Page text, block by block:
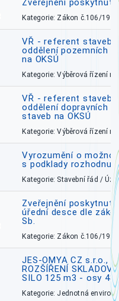
Zveřejnění
Kategorie: Zákon č.106/1999
VŘ - referent
oddělení pozemních
na OKSÚ
Kategorie: Výběrová řízení
VŘ - referent
oddělení dopravních
staveb na OKSÚ
Kategorie: Výběrová řízení
Vyrozumění o
s podklady rozhodnutí
Kategorie: Stavební řád /
Zveřejnění
úřední desce dle
Sb.
Kategorie: Zákon č.106/1999
JES-OMYA CZ s.r.o.,
ROZŠÍŘENÍ
SILO 125 m3 - osy
Kategorie: Jednotná